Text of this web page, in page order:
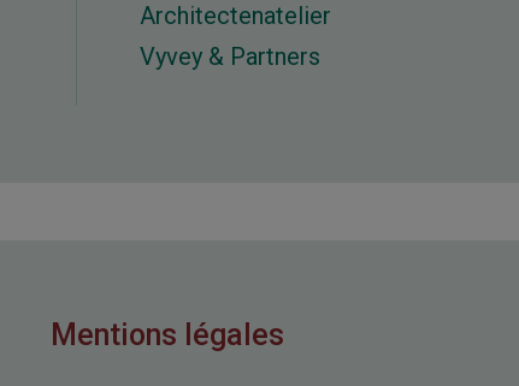
Architectenatelier
Vyvey & Partners
Mentions légales